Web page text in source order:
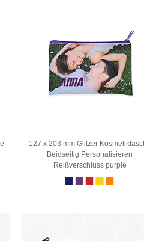
127 x 203 mm Glitzer
Beidseitig Personalisieren
Reißverschluss purple
...